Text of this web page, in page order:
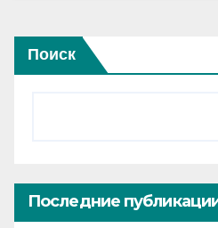
Поиск
Последние